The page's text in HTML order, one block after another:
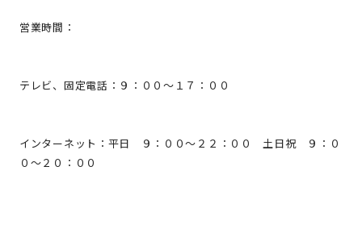
営業時間：
テレビ、固定電話：９：００～１７：００
インターネット：平日 ９：００～２２：００ 土日祝 ９：０
０～２０：００